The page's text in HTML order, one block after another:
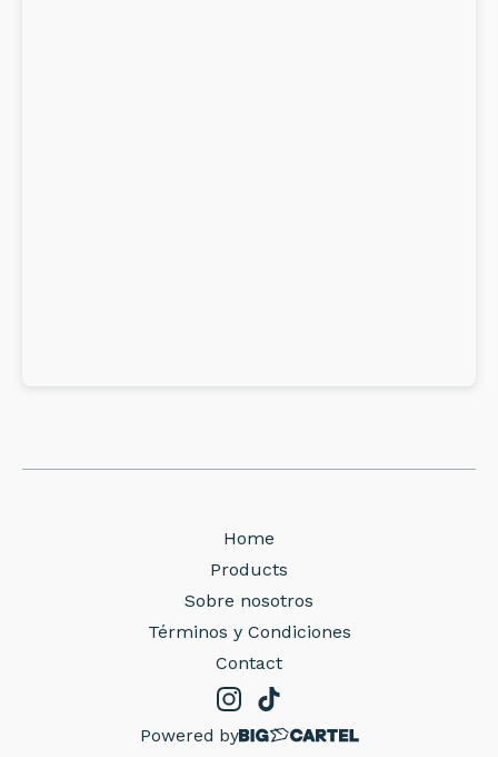
Home
Products
Sobre nosotros
Términos y Condiciones
Contact
Powered by